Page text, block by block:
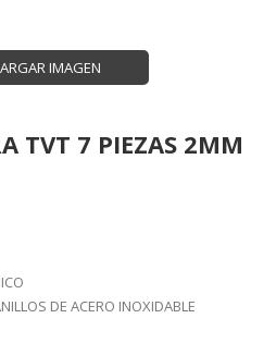
IMAGEN
TVT 7 PIEZAS 2MM
DE ACERO INOXIDABLE